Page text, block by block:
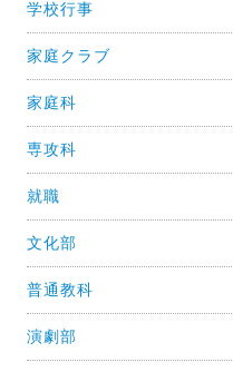
学校行事
家庭クラブ
家庭科
専攻科
就職
文化部
普通教科
演劇部